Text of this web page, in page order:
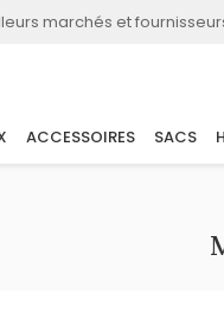
marchés et
ACCESSOIRES SACS